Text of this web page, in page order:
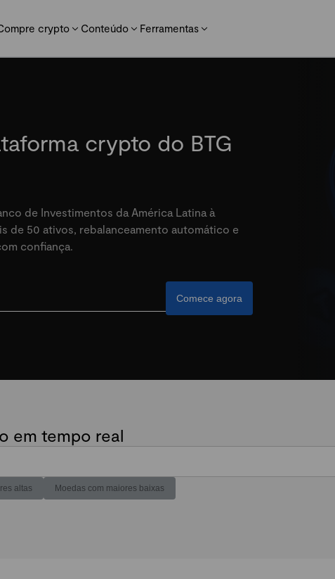
crypto Conteúdo Ferramentas
crypto do BTG
de Investimentos da América Latina à
de 50 ativos, rebalanceamento automático e
confiança.
Comece agora
em tempo real
altas Moedas com maiores baixas